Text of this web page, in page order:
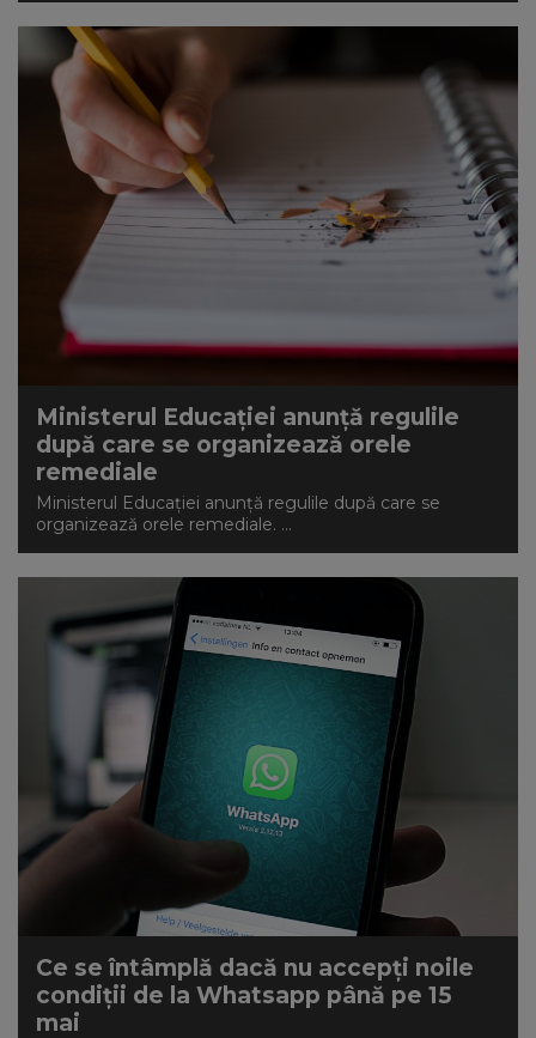
Ministerul Educației anunță regulile
după care se organizează orele
remediale
Ministerul Educației anunță regulile după care se
organizează orele remediale. ...
Ce se întâmplă dacă nu accepți noile
condiții de la Whatsapp până pe 15
mai